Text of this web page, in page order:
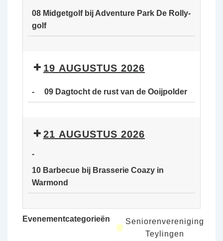
08 Midgetgolf bij Adventure Park De Rolly-
golf
bij
Park
golf
19 AUGUSTUS 2026
- 09 Dagtocht de rust van de Ooijpolder
de
de
Ooijpolder
21 AUGUSTUS 2026
-
10 Barbecue bij Brasserie Coazy in
Warmond
Barbecue
Evenementcategorieën
Seniorenvereniging
Teylingen